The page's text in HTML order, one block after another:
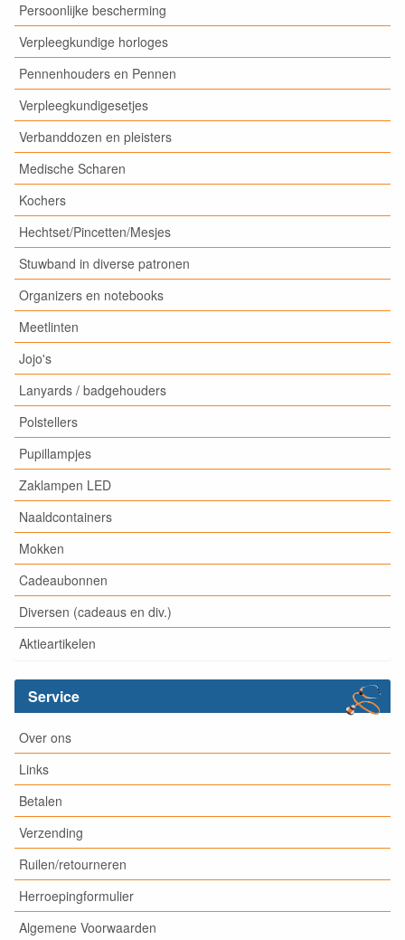
Persoonlijke bescherming
Verpleegkundige horloges
Pennenhouders en Pennen
Verpleegkundigesetjes
Verbanddozen en pleisters
Medische Scharen
Kochers
Hechtset/Pincetten/Mesjes
Stuwband in diverse patronen
Organizers en notebooks
Meetlinten
Jojo's
Lanyards / badgehouders
Polstellers
Pupillampjes
Zaklampen LED
Naaldcontainers
Mokken
Cadeaubonnen
Diversen (cadeaus en div.)
Aktieartikelen
Service
Over ons
Links
Betalen
Verzending
Ruilen/retourneren
Herroepingformulier
Algemene Voorwaarden